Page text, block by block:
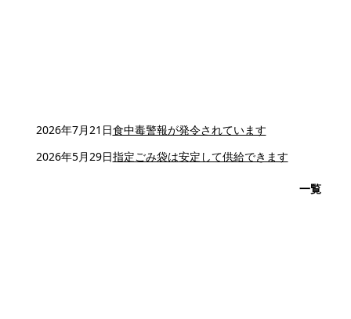
2026年7月21日食中毒警報が発令されています
2026年5月29日指定ごみ袋は安定して供給できます
一覧